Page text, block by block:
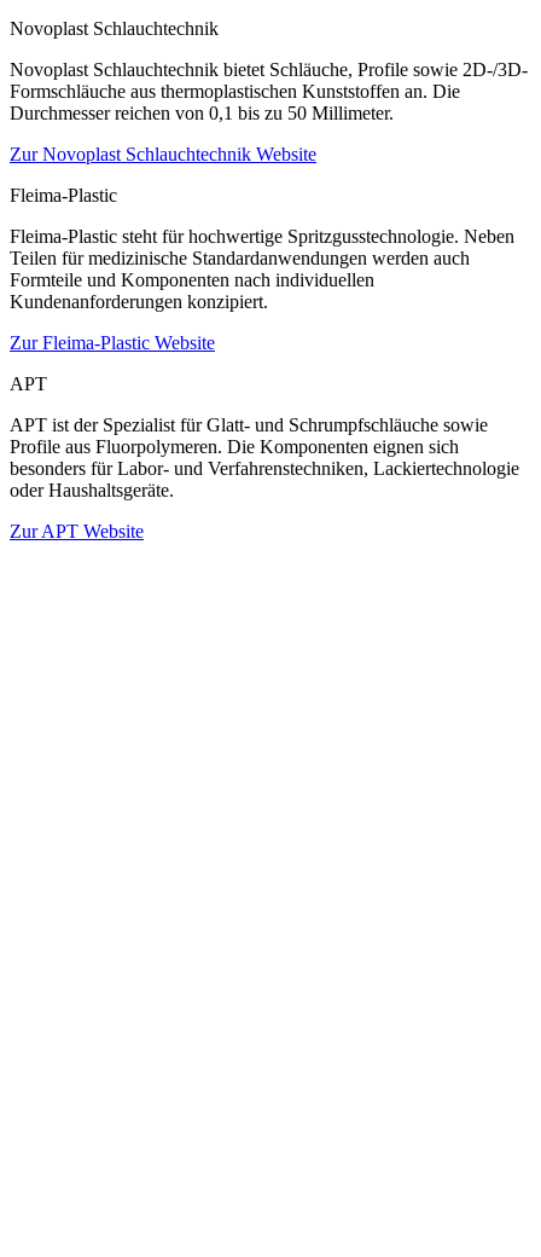
Novoplast Schlauchtechnik
Novoplast Schlauchtechnik bietet Schläuche, Profile sowie 2D-/3D-
Formschläuche aus thermoplastischen Kunststoffen an. Die
Durchmesser reichen von 0,1 bis zu 50 Millimeter.
Zur Novoplast Schlauchtechnik Website
Fleima-Plastic
Fleima-Plastic steht für hochwertige Spritzgusstechnologie. Neben
Teilen für medizinische Standardanwendungen werden auch
Formteile und Komponenten nach individuellen
Kundenanforderungen konzipiert.
Zur Fleima-Plastic Website
APT
APT ist der Spezialist für Glatt- und Schrumpfschläuche sowie
Profile aus Fluorpolymeren. Die Komponenten eignen sich
besonders für Labor- und Verfahrenstechniken, Lackiertechnologie
oder Haushaltsgeräte.
Zur APT Website